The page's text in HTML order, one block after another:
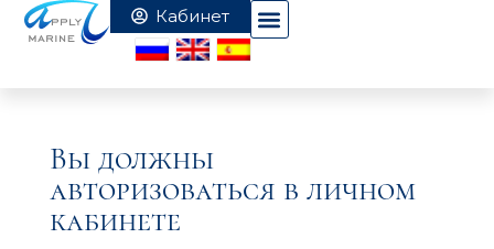
Вы должны
авторизоваться в личном
кабинете